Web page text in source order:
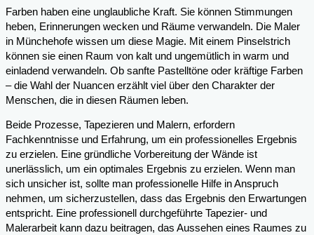
Farben haben eine unglaubliche Kraft. Sie können Stimmungen
heben, Erinnerungen wecken und Räume verwandeln. Die Maler
in Münchehofe wissen um diese Magie. Mit einem Pinselstrich
können sie einen Raum von kalt und ungemütlich in warm und
einladend verwandeln. Ob sanfte Pastelltöne oder kräftige Farben
– die Wahl der Nuancen erzählt viel über den Charakter der
Menschen, die in diesen Räumen leben.
Beide Prozesse, Tapezieren und Malern, erfordern
Fachkenntnisse und Erfahrung, um ein professionelles Ergebnis
zu erzielen. Eine gründliche Vorbereitung der Wände ist
unerlässlich, um ein optimales Ergebnis zu erzielen. Wenn man
sich unsicher ist, sollte man professionelle Hilfe in Anspruch
nehmen, um sicherzustellen, dass das Ergebnis den Erwartungen
entspricht. Eine professionell durchgeführte Tapezier- und
Malerarbeit kann dazu beitragen, das Aussehen eines Raumes zu